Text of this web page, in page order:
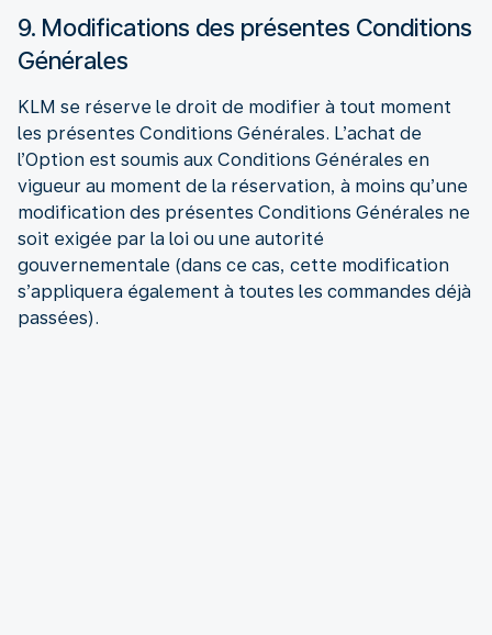
9. Modifications des présentes Conditions
Générales
KLM se réserve le droit de modifier à tout moment
les présentes Conditions Générales. L’achat de
l’Option est soumis aux Conditions Générales en
vigueur au moment de la réservation, à moins qu’une
modification des présentes Conditions Générales ne
soit exigée par la loi ou une autorité
gouvernementale (dans ce cas, cette modification
s’appliquera également à toutes les commandes déjà
passées).